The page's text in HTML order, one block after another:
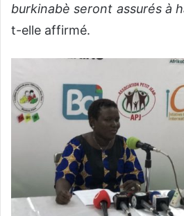
burkinabè seront assurés à
t-elle affirmé.